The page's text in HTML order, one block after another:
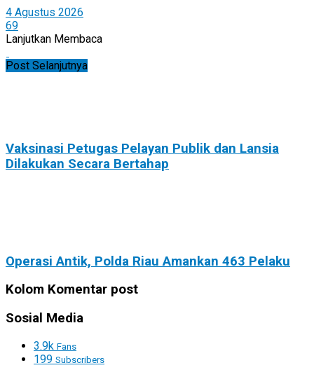
4 Agustus 2026
69
Lanjutkan Membaca
Post Selanjutnya
Vaksinasi Petugas Pelayan Publik dan Lansia
Dilakukan Secara Bertahap
Operasi Antik, Polda Riau Amankan 463 Pelaku
Kolom Komentar post
Sosial Media
3.9k Fans
199 Subscribers